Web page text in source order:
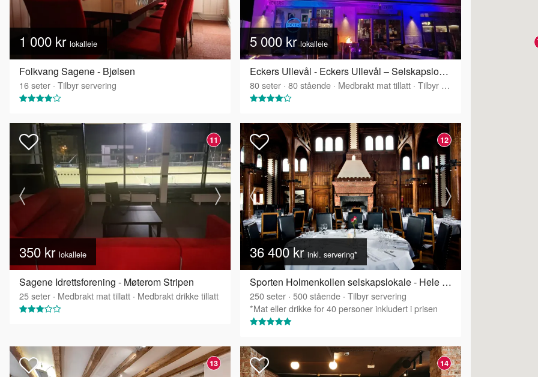
1 000 kr lokalleie
Folkvang Sagene - Bjølsen
16seter · Tilbyr servering
5 000 krlokalleie
Eckers Ullevål - Eckers Ullevål – Selskapslokale over to etasjer
80seter · 80stående · Medbrakt mat tillatt · Tilbyr servering
11
350 kr lokalleie
Sagene Idrettsforening - Møterom Stripen
25seter · Medbrakt mat tillatt · Medbrakt drikke tillatt
12
36 400 krinkl. servering*
Sporten Holmenkollen selskapslokale - Hele Sporten
250seter · 500stående · Tilbyr servering
*Mat eller drikke for 40 personer inkludert i prisen
13 14